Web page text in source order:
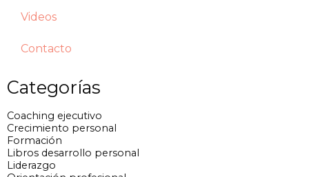
Videos
Contacto
Categorías
Coaching ejecutivo
Crecimiento personal
Formación
Libros desarrollo personal
Liderazgo